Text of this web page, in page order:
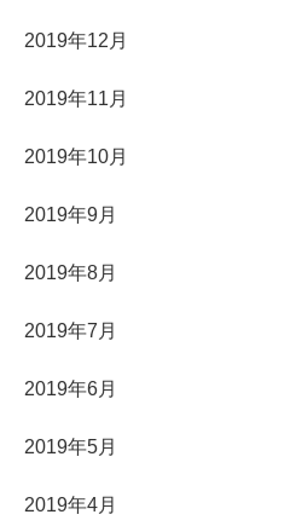
2019年12月
2019年11月
2019年10月
2019年9月
2019年8月
2019年7月
2019年6月
2019年5月
2019年4月